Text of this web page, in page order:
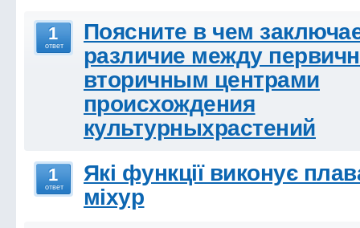
1
ответ
Поясните в чем
различие между
вторичным центрами
происхождения
культурныхрастений
1
ответ
Які функції виконує
міхур